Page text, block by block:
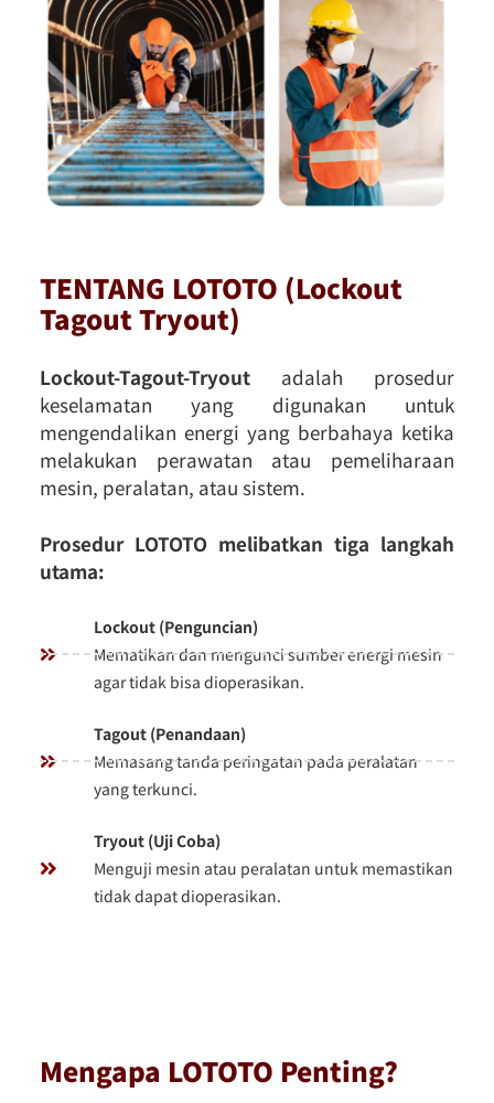
TENTANG LOTOTO (Lockout
Tagout Tryout)
Lockout-Tagout-Tryout adalah prosedur
keselamatan yang digunakan untuk
mengendalikan energi yang berbahaya ketika
melakukan perawatan atau pemeliharaan
mesin, peralatan, atau sistem.
Prosedur LOTOTO melibatkan tiga langkah
utama:
Lockout (Penguncian)
Mematikan dan mengunci sumber energi mesin
agar tidak bisa dioperasikan.
Tagout (Penandaan)
Memasang tanda peringatan pada peralatan
yang terkunci.
Tryout (Uji Coba)
Menguji mesin atau peralatan untuk memastikan
tidak dapat dioperasikan.
Mengapa LOTOTO Penting?